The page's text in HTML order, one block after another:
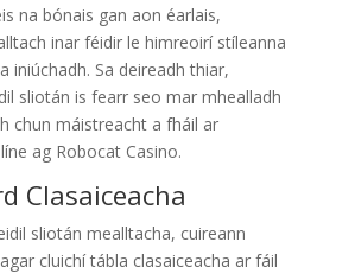
na bónais gan aon éarlais,
inar féidir le himreoirí stíleanna
iniúchadh. Sa deireadh thiar,
sliotán is fearr seo mar mhealladh
chun máistreacht a fháil ar
ag Robocat Casino.
Clasaiceacha
sliotán mealltacha, cuireann
cluichí tábla clasaiceacha ar fáil